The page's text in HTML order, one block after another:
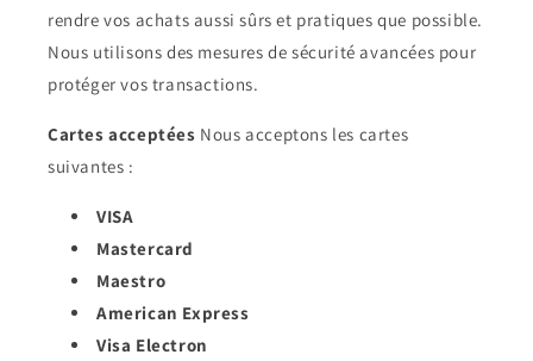
rendre vos achats aussi sûrs et pratiques que possible.
Nous utilisons des mesures de sécurité avancées pour
protéger vos transactions.
Cartes acceptées Nous acceptons les cartes
suivantes :
VISA
Mastercard
Maestro
American Express
Visa Electron